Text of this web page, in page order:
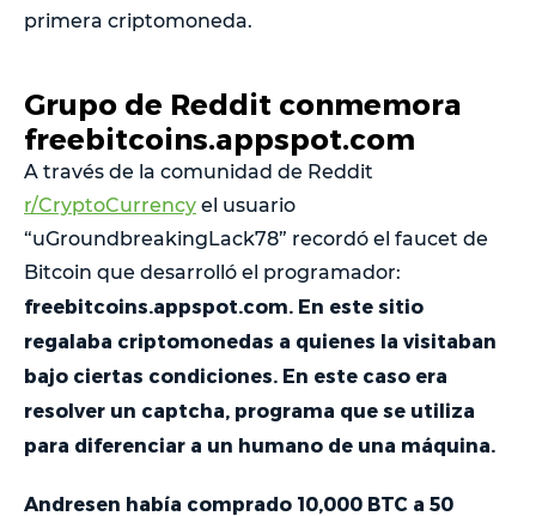
primera criptomoneda.
Grupo de Reddit conmemora
freebitcoins.appspot.com
A través de la comunidad de Reddit
r/CryptoCurrency el usuario
“uGroundbreakingLack78” recordó el faucet de
Bitcoin que desarrolló el programador:
freebitcoins.appspot.com. En este sitio
regalaba criptomonedas a quienes la visitaban
bajo ciertas condiciones. En este caso era
resolver un captcha, programa que se utiliza
para diferenciar a un humano de una máquina.
Andresen había comprado 10,000 BTC a 50